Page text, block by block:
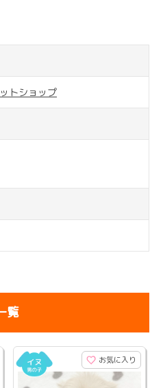
トショップ
覧
お気に入り